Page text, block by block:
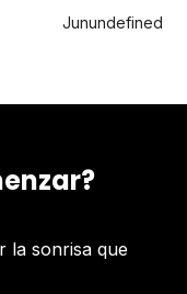
Junundefined
la sonrisa que